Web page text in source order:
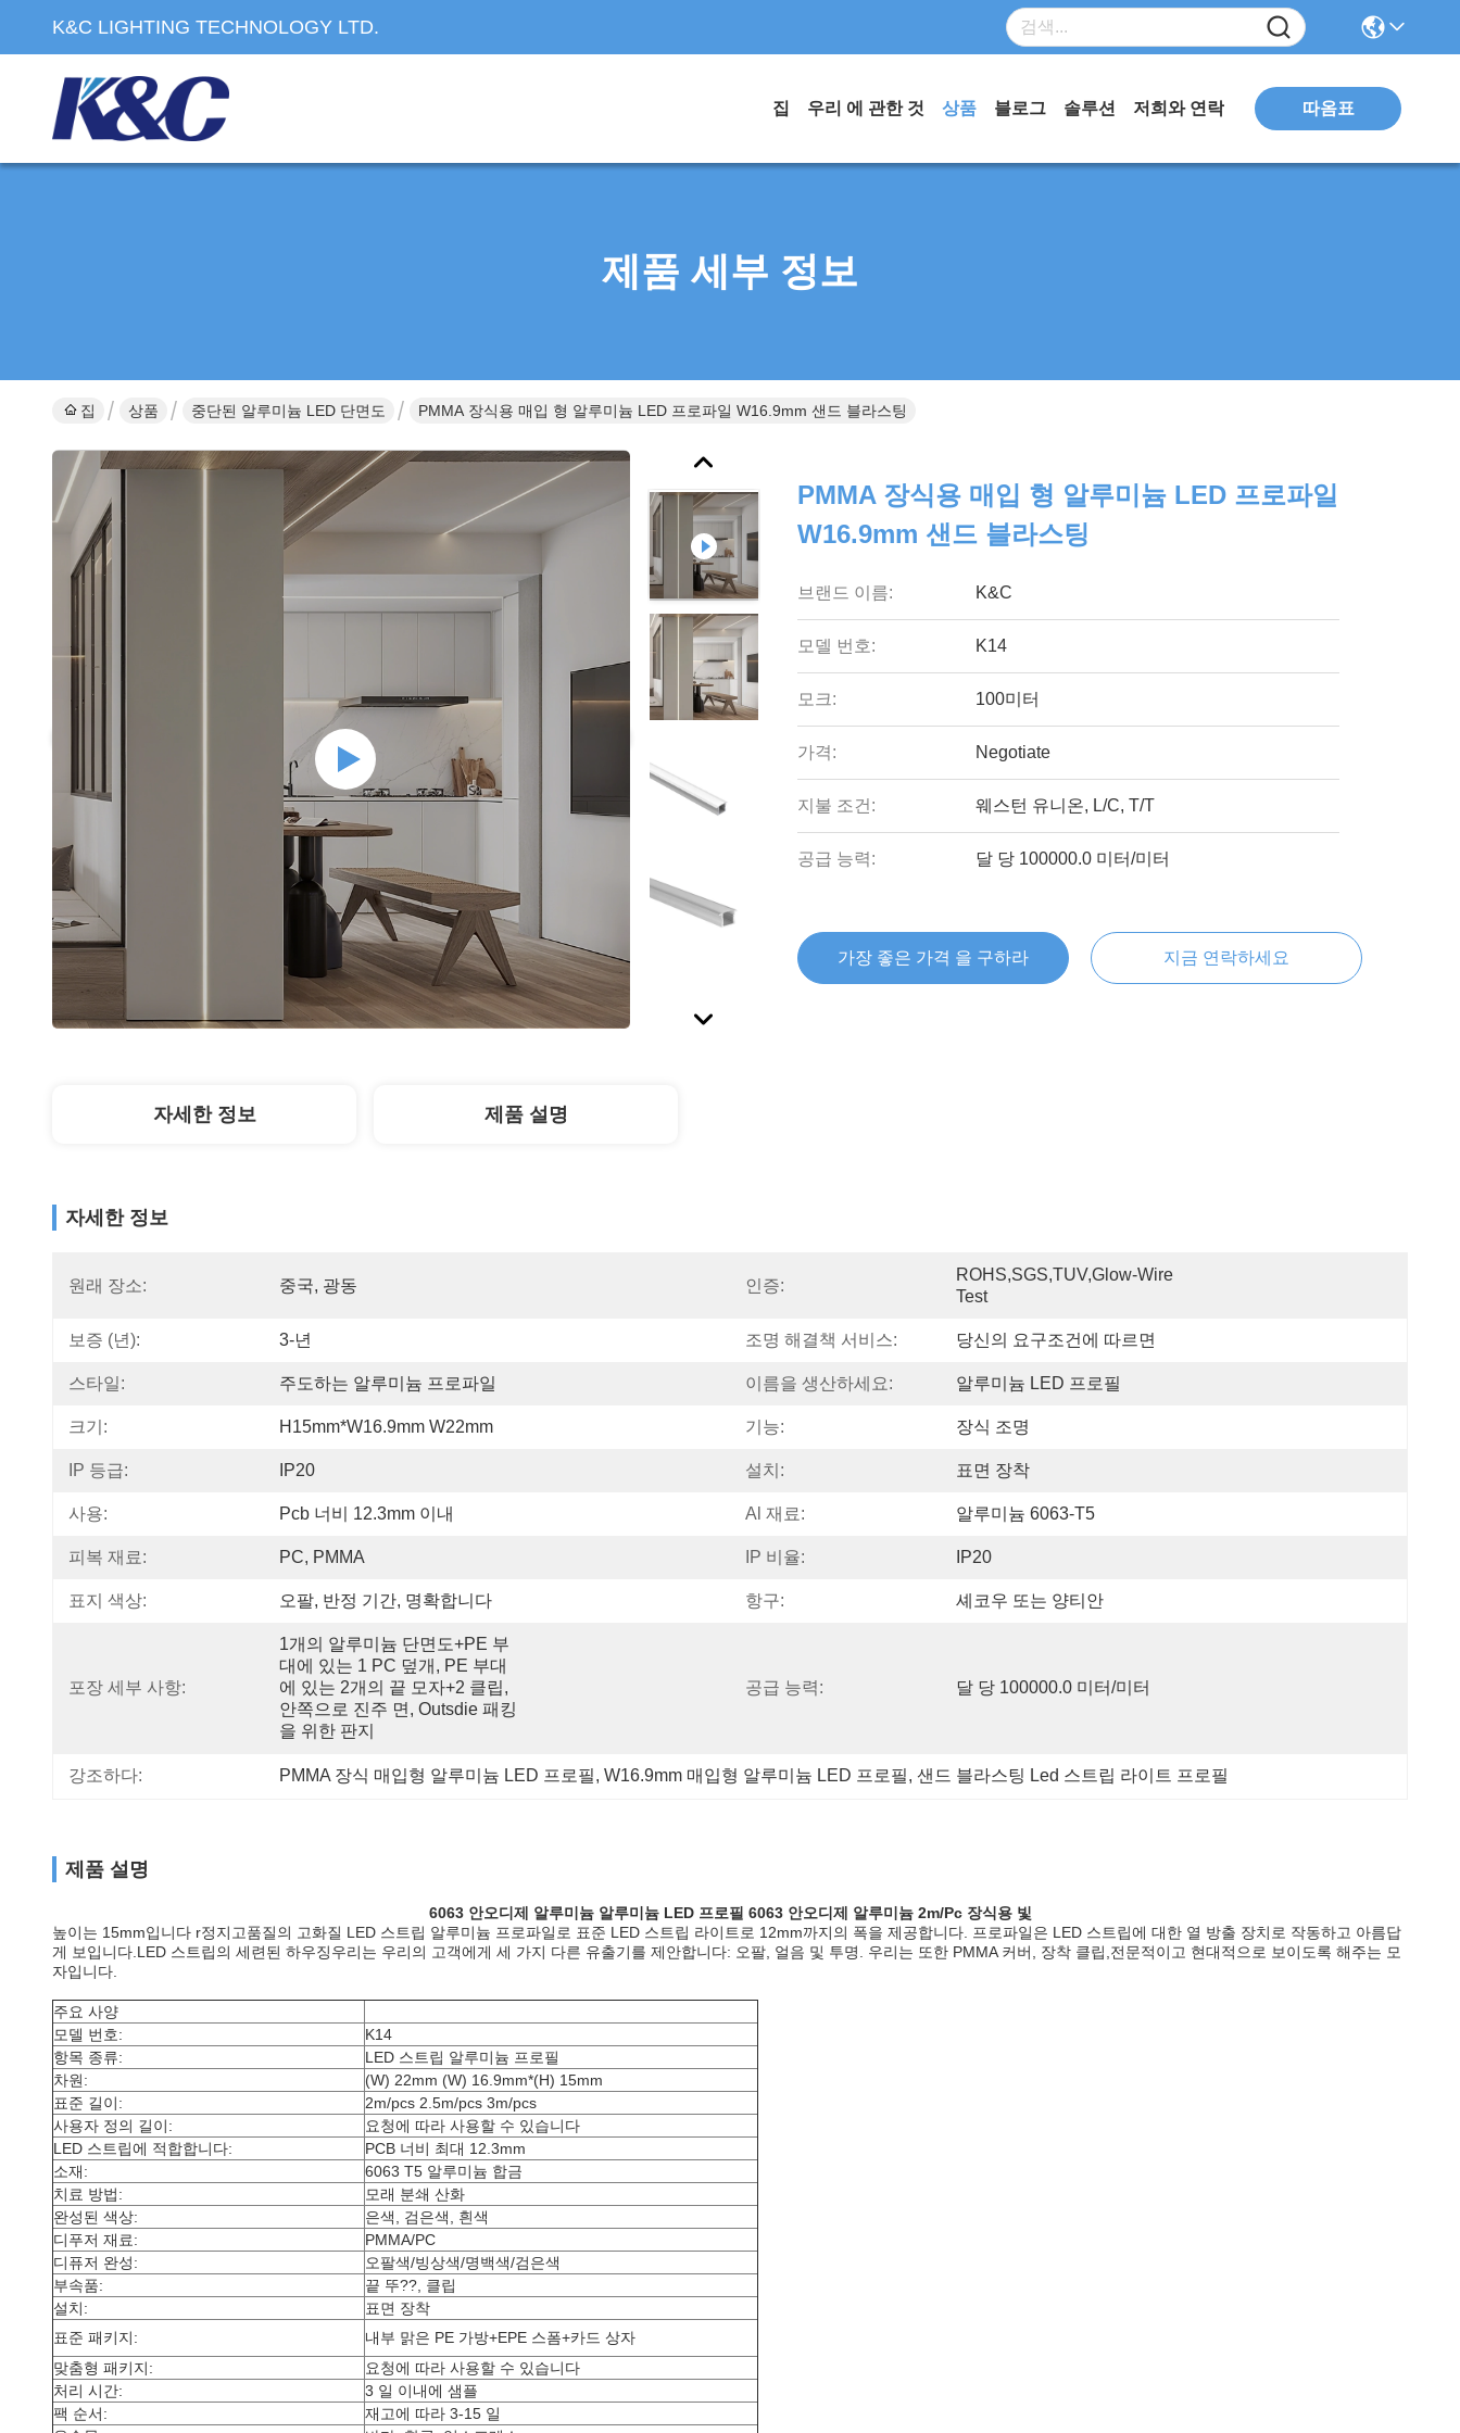
K&C LIGHTING TECHNOLOGY LTD.
집 우리 에 관한 것 상품 블로그 솔루션 저희와 연락 따옴표
제품 세부 정보
집 상품 중단된 알루미늄 LED 단면도 PMMA 장식용 매입 형 알루미늄 LED 프로파일 W16.9mm 샌드 블라스팅
PMMA 장식용 매입 형 알루미늄 LED 프로파일
W16.9mm 샌드 블라스팅
브랜드 이름: K&C
모델 번호: K14
모크: 100미터
가격: Negotiate
지불 조건: 웨스턴 유니온, L/C, T/T
공급 능력: 달 당 100000.0 미터/미터
가장 좋은 가격 을 구하라 지금 연락하세요
자세한 정보 제품 설명
자세한 정보
원래 장소: 중국, 광동 인증:
ROHS,SGS,TUV,Glow-Wire
Test
보증 (년): 3-년 조명 해결책 서비스: 당신의 요구조건에 따르면
스타일: 주도하는 알루미늄 프로파일 이름을 생산하세요: 알루미늄 LED 프로필
크기: H15mm*W16.9mm W22mm 기능: 장식 조명
IP 등급: IP20 설치: 표면 장착
사용: Pcb 너비 12.3mm 이내 Al 재료: 알루미늄 6063-T5
피복 재료: PC, PMMA IP 비율: IP20
표지 색상: 오팔, 반정 기간, 명확합니다 항구: 셰코우 또는 양티안
포장 세부 사항:
1개의 알루미늄 단면도+PE 부
대에 있는 1 PC 덮개, PE 부대
에 있는 2개의 끝 모자+2 클립,
안쪽으로 진주 면, Outsdie 패킹
을 위한 판지
공급 능력: 달 당 100000.0 미터/미터
강조하다: PMMA 장식 매입형 알루미늄 LED 프로필, W16.9mm 매입형 알루미늄 LED 프로필, 샌드 블라스팅 Led 스트립 라이트 프로필
제품 설명
6063 안오디제 알루미늄 알루미늄 LED 프로필 6063 안오디제 알루미늄 2m/Pc 장식용 빛
높이는 15mm입니다 r정지 고품질의 고화질 LED 스트립 알루미늄 프로파일로 표준 LED 스트립 라이트로 12mm까지의 폭을 제공합니다. 프로파일은 LED 스트립에 대한 열 방출 장치로 작동하고 아름답
게 보입니다.LED 스트립의 세련된 하우징우리는 우리의 고객에게 세 가지 다른 유출기를 제안합니다: 오팔, 얼음 및 투명. 우리는 또한 PMMA 커버, 장착 클립,전문적이고 현대적으로 보이도록 해주는 모
자입니다.
주요 사양
모델 번호:
K14
항목 종류:
LED 스트립 알루미늄 프로필
차원:
(W) 22mm (W) 16.9mm*(H) 15mm
표준 길이:
2m/pcs 2.5m/pcs 3m/pcs
사용자 정의 길이:
요청에 따라 사용할 수 있습니다
LED 스트립에 적합합니다:
PCB 너비 최대 12.3mm
소재:
6063 T5 알루미늄 합금
치료 방법:
모래 분쇄 산화
완성된 색상:
은색, 검은색, 흰색
디푸저 재료:
PMMA/PC
디퓨저 완성:
오팔색/빙상색/명백색/검은색
부속품:
끝 뚜??, 클립
설치:
표면 장착
표준 패키지:
내부 맑은 PE 가방+EPE 스폼+카드 상자
맞춤형 패키지:
요청에 따라 사용할 수 있습니다
처리 시간:
3 일 이내에 샘플
팩 순서:
재고에 따라 3-15 일